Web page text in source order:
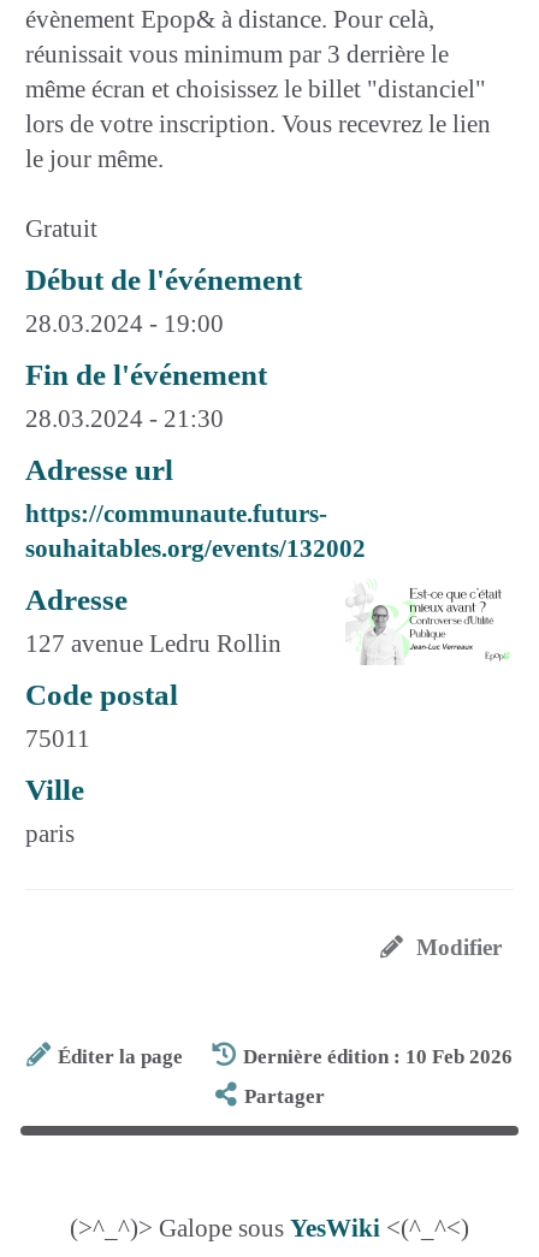
évènement Epop& à distance. Pour celà,
réunissait vous minimum par 3 derrière le
même écran et choisissez le billet "distanciel"
lors de votre inscription. Vous recevrez le lien
le jour même.
Gratuit
Début de l'événement
28.03.2024 - 19:00
Fin de l'événement
28.03.2024 - 21:30
Adresse url
https://communaute.futurs-
souhaitables.org/events/132002
Adresse
127 avenue Ledru Rollin
Code postal
75011
Ville
paris
Modifier
Éditer la page
Dernière édition : 10 Feb 2026
Partager
(>^_^)> Galope sous YesWiki <(^_^<)